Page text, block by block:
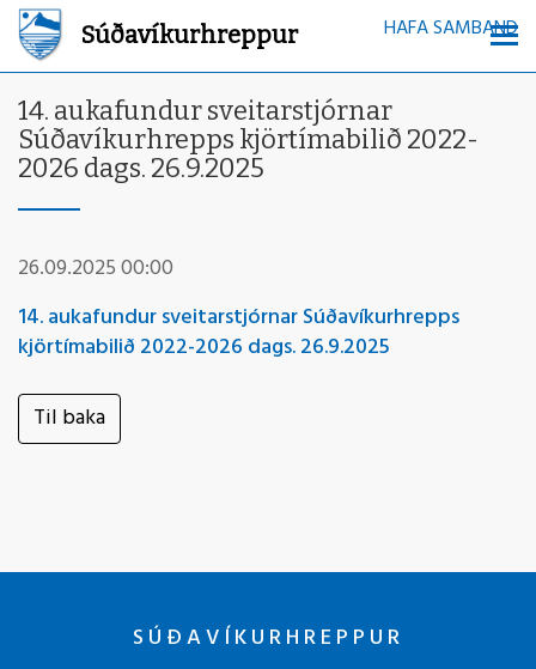
Súðavíkurhreppur HAFA SAMBAND
14. aukafundur sveitarstjórnar
Súðavíkurhrepps kjörtímabilið 2022-
2026 dags. 26.9.2025
26.09.2025 00:00
14. aukafundur sveitarstjórnar Súðavíkurhrepps
kjörtímabilið 2022-2026 dags. 26.9.2025
Til baka
SÚÐAVÍKURHREPPUR